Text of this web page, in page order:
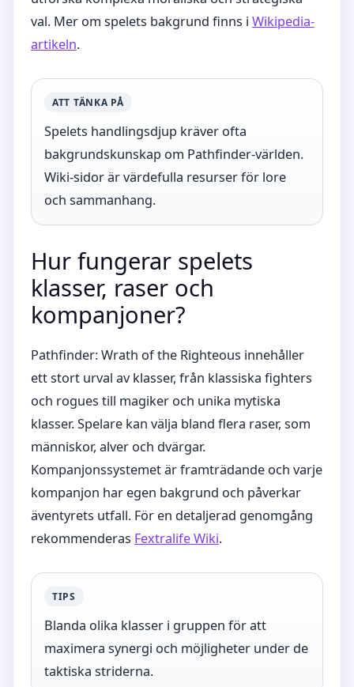
val. Mer om spelets bakgrund finns i Wikipedia-
artikeln.
ATT TÄNKA PÅ
Spelets handlingsdjup kräver ofta
bakgrundskunskap om Pathfinder-världen.
Wiki-sidor är värdefulla resurser för lore
och sammanhang.
Hur fungerar spelets
klasser, raser och
kompanjoner?
Pathfinder: Wrath of the Righteous innehåller
ett stort urval av klasser, från klassiska fighters
och rogues till magiker och unika mytiska
klasser. Spelare kan välja bland flera raser, som
människor, alver och dvärgar.
Kompanjonssystemet är framträdande och varje
kompanjon har egen bakgrund och påverkar
äventyrets utfall. För en detaljerad genomgång
rekommenderas Fextralife Wiki.
TIPS
Blanda olika klasser i gruppen för att
maximera synergi och möjligheter under de
taktiska striderna.